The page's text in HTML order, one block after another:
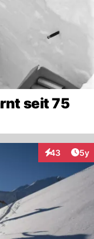
seit 75
43
Interaktionen
5y